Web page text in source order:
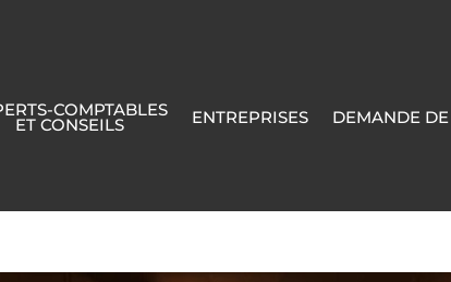
COMPTABLES
ET CONSEILS ENTREPRISES DEMANDE